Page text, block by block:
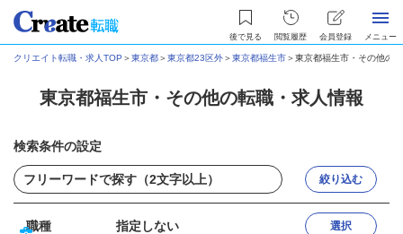
後で見る 閲覧履歴 会員登録 メニュー
クリエイト転職・求人TOP ＞東京都＞東京都23区外＞東京都福生市＞東京都福生市・その他の
東京都福生市・その他の転職・求人情報
検索条件の設定
絞り込む
職種 指定しない 選択